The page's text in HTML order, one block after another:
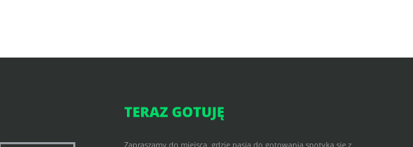
Zapraszamy do miejsca, gdzie pasja do gotowania spotyka się z